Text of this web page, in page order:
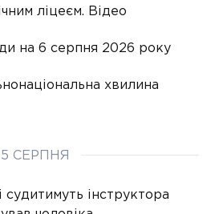
ліцеєм. Відео
на 6 серпня 2026 року
хвилина
5 СЕРПНЯ
судитимуть інструктора